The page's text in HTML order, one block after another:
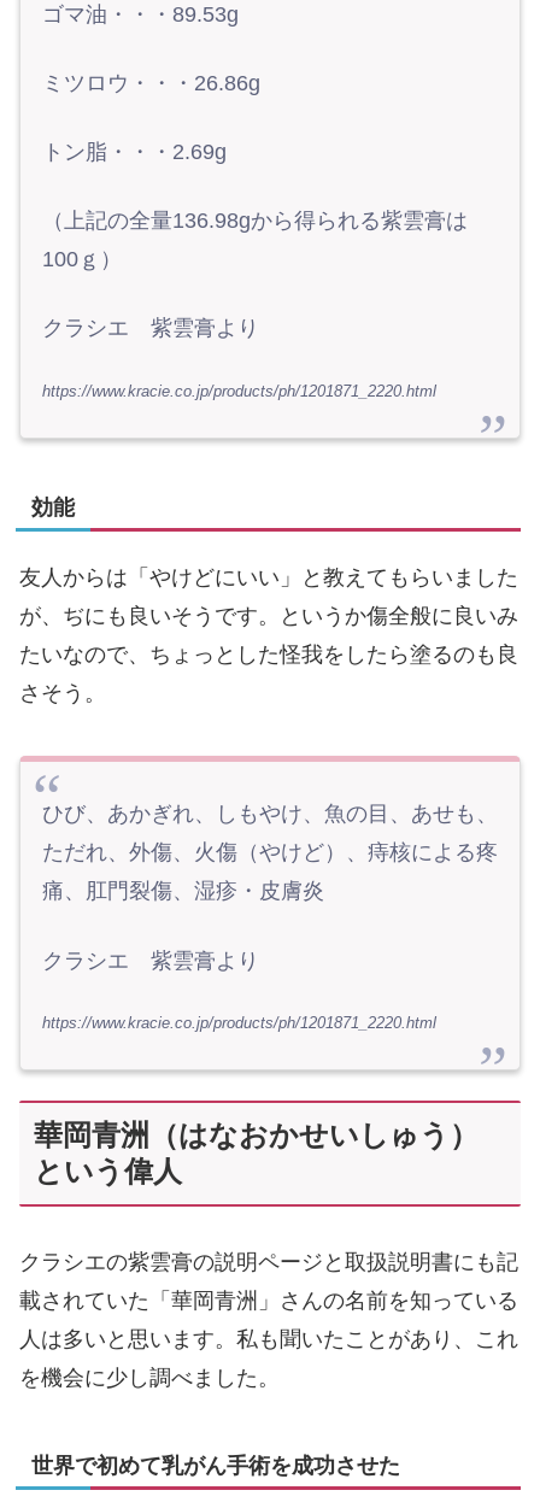
ゴマ油・・・89.53g
ミツロウ・・・26.86g
トン脂・・・2.69g
（上記の全量136.98gから得られる紫雲膏は
100ｇ）
クラシエ 紫雲膏より
https://www.kracie.co.jp/products/ph/1201871_2220.html
効能
友人からは「やけどにいい」と教えてもらいました
が、ぢにも良いそうです。というか傷全般に良いみ
たいなので、ちょっとした怪我をしたら塗るのも良
さそう。
ひび、あかぎれ、しもやけ、魚の目、あせも、
ただれ、外傷、火傷（やけど）、痔核による疼
痛、肛門裂傷、湿疹・皮膚炎
クラシエ 紫雲膏より
https://www.kracie.co.jp/products/ph/1201871_2220.html
華岡青洲（はなおかせいしゅう）
という偉人
クラシエの紫雲膏の説明ページと取扱説明書にも記
載されていた「華岡青洲」さんの名前を知っている
人は多いと思います。私も聞いたことがあり、これ
を機会に少し調べました。
世界で初めて乳がん手術を成功させた